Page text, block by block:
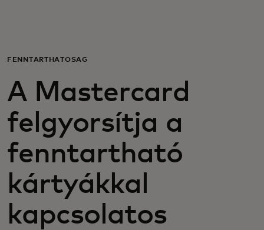
Vállalkozásoknak
A világért
Innovátoroknak
Hírek és trendek
FENNTARTHATÓSÁG
A Mastercard
felgyorsítja a
fenntartható
kártyákkal
kapcsolatos